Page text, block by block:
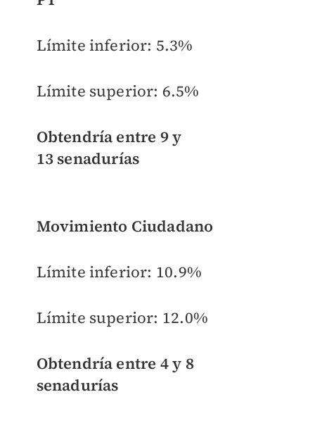
Límite inferior: 5.3%
Límite superior: 6.5%
Obtendría entre 9 y
13 senadurías
Movimiento Ciudadano
Límite inferior: 10.9%
Límite superior: 12.0%
Obtendría entre 4 y 8
senadurías